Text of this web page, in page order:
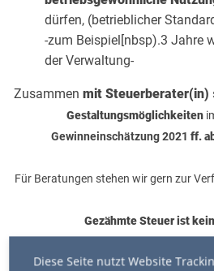
dürfen, (betrieblicher
-zum Beispiel[nbsp).3 Jahre
der Verwaltung-
Zusammen mit Steuerberater(in)
Gestaltungsmöglichkeiten
Gewinneinschätzung 2021 ff.
Für Beratungen stehen wir gern zur
Gezähmte Steuer ist
Diese Seite nutzt Website